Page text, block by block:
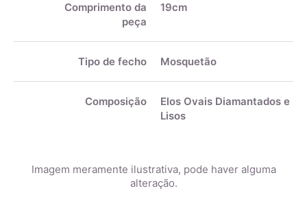
Comprimento da
peça
19cm
Tipo de fecho Mosquetão
Composição
Elos Ovais Diamantados e
Lisos
Imagem meramente ilustrativa, pode haver alguma
alteração.